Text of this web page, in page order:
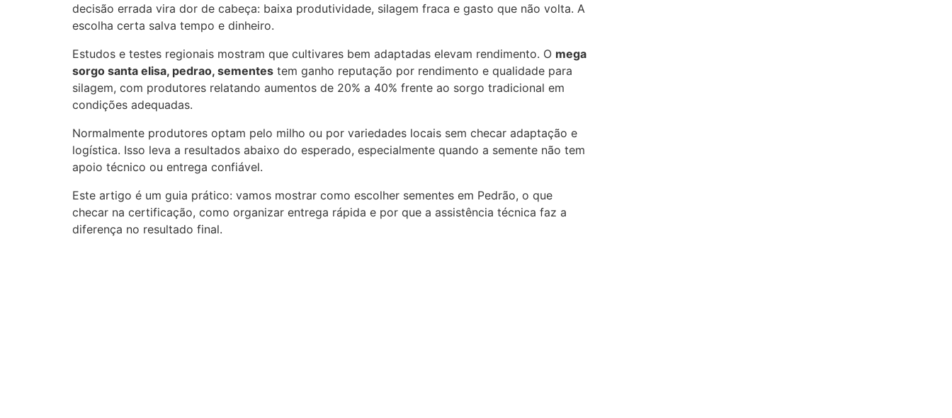
decisão errada vira dor de cabeça: baixa produtividade, silagem fraca e gasto que não volta. A
escolha certa salva tempo e dinheiro.
Estudos e testes regionais mostram que cultivares bem adaptadas elevam rendimento. O mega
sorgo santa elisa, pedrao, sementes tem ganho reputação por rendimento e qualidade para
silagem, com produtores relatando aumentos de 20% a 40% frente ao sorgo tradicional em
condições adequadas.
Normalmente produtores optam pelo milho ou por variedades locais sem checar adaptação e
logística. Isso leva a resultados abaixo do esperado, especialmente quando a semente não tem
apoio técnico ou entrega confiável.
Este artigo é um guia prático: vamos mostrar como escolher sementes em Pedrão, o que
checar na certificação, como organizar entrega rápida e por que a assistência técnica faz a
diferença no resultado final.